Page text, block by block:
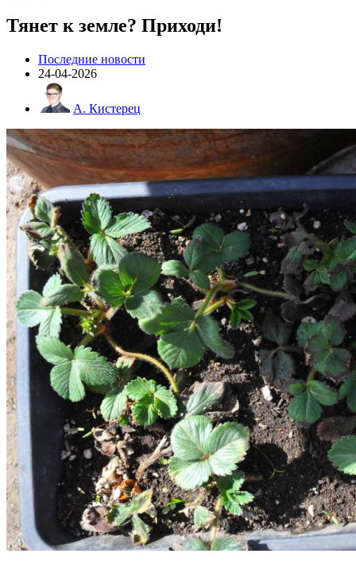
Тянет к земле? Приходи!
Последние новости
24-04-2026
А. Кистерец